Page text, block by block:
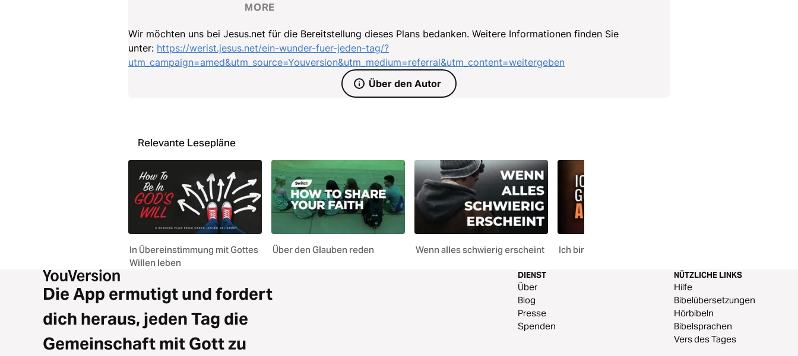
deine Zeit, du bist am richtigen Platz und ja, dich braucht es, um die Wahrheit weiterzugeben, die anderen
MORE
Wir möchten uns bei Jesus.net für die Bereitstellung dieses Plans bedanken. Weitere Informationen finden Sie
unter: https://werist.jesus.net/ein-wunder-fuer-jeden-tag/?
utm_campaign=amed&utm_source=Youversion&utm_medium=referral&utm_content=weitergeben
Über den Autor
Relevante Lesepläne
In Übereinstimmung mit Gottes
Willen leben
Über den Glauben reden Wenn alles schwierig erscheint Ich bin Gottes „Amen“
Die App ermutigt und fordert
dich heraus, jeden Tag die
Gemeinschaft mit Gott zu
DIENST
Über
Blog
Presse
Spenden
NÜTZLICHE LINKS
Hilfe
Bibelübersetzungen
Hörbibeln
Bibelsprachen
Vers des Tages